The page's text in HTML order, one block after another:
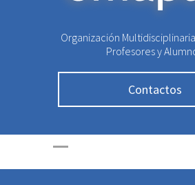
Organización
Profesores y
Contactos